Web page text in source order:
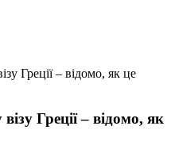
Греції – відомо, як це
Греції – відомо, як